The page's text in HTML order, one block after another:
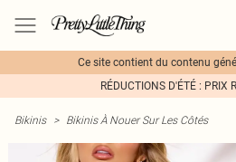
Ce site contient du contenu
RÉDUCTIONS D'ÉTÉ : PRIX
Bikinis > Bikinis À Nouer Sur Les Côtés